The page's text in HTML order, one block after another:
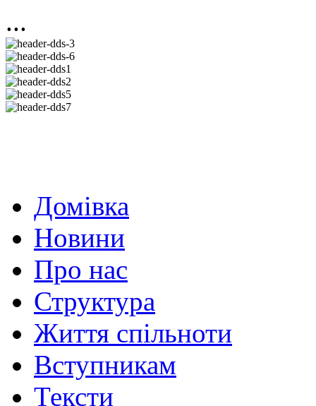
...
Домівка
Новини
Про нас
Структура
Життя спільноти
Вступникам
Тексти